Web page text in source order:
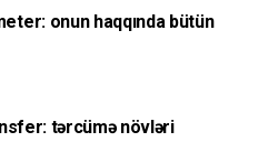
onun haqqında bütün
tərcümə növləri